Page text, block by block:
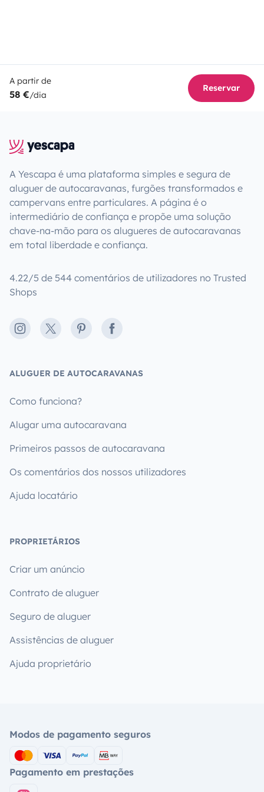
A partir de
58 €/dia
Reservar
A Yescapa é uma plataforma simples e segura de
aluguer de autocaravanas, furgões transformados e
campervans entre particulares. A página é o
intermediário de confiança e propõe uma solução
chave-na-mão para os alugueres de autocaravanas
em total liberdade e confiança.
4.22/5 de 544 comentários de utilizadores no Trusted
Shops
Instagram
X PinterestFacebook
ALUGUER DE AUTOCARAVANAS
Como funciona?
Alugar uma autocaravana
Primeiros passos de autocaravana
Os comentários dos nossos utilizadores
Ajuda locatário
PROPRIETÁRIOS
Criar um anúncio
Contrato de aluguer
Seguro de aluguer
Assistências de aluguer
Ajuda proprietário
Modos de pagamento seguros
Pagamento em prestações